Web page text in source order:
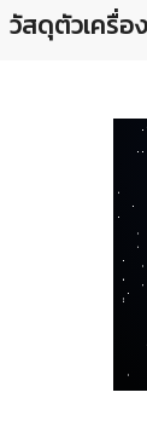
วัสดุตัวเครื่อ